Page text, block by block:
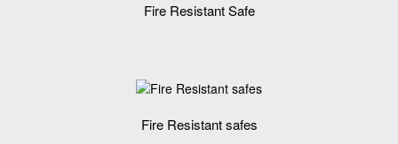
Fire Resistant Safe
Fire Resistant safes